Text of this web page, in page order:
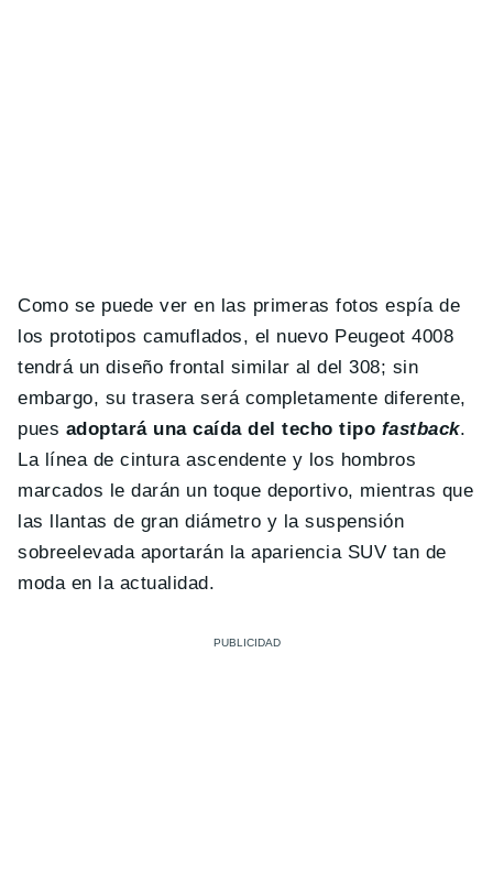
Como se puede ver en las primeras fotos espía de
los prototipos camuflados, el nuevo Peugeot 4008
tendrá un diseño frontal similar al del 308; sin
embargo, su trasera será completamente diferente,
pues adoptará una caída del techo tipo fastback.
La línea de cintura ascendente y los hombros
marcados le darán un toque deportivo, mientras que
las llantas de gran diámetro y la suspensión
sobreelevada aportarán la apariencia SUV tan de
moda en la actualidad.